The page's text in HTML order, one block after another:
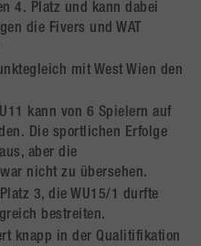
4. Platz und kann dabei
die Fivers und WAT
mit West Wien den
kann von 6 Spielern auf
Die sportlichen Erfolge
aber die
nicht zu übersehen.
3, die WU15/1 durfte
bestreiten.
knapp in der Qualitifikation